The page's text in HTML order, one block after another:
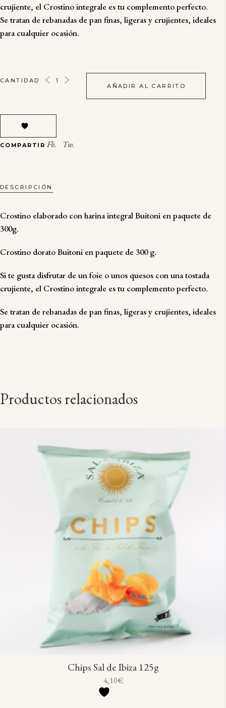
crujiente, el Crostino integrale es tu complemento perfecto.
Se tratan de rebanadas de pan finas, ligeras y crujientes, ideales
para cualquier ocasión.
CROSTINO
QUANTITY
CANTIDAD
AÑADIR AL CARRITO
COMPARTIR Fb. Tw.
DESCRIPCIÓN
Crostino elaborado con harina integral Buitoni en paquete de
300g.
Crostino dorato Buitoni en paquete de 300 g.
Si te gusta disfrutar de un foie o unos quesos con una tostada
crujiente, el Crostino integrale es tu complemento perfecto.
Se tratan de rebanadas de pan finas, ligeras y crujientes, ideales
para cualquier ocasión.
Productos relacionados
Chips Sal de Ibiza 125g
4,10€